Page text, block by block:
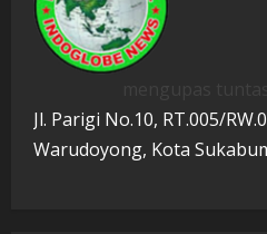
Jl. Parigi No.10, RT.005/
Warudoyong, Kota